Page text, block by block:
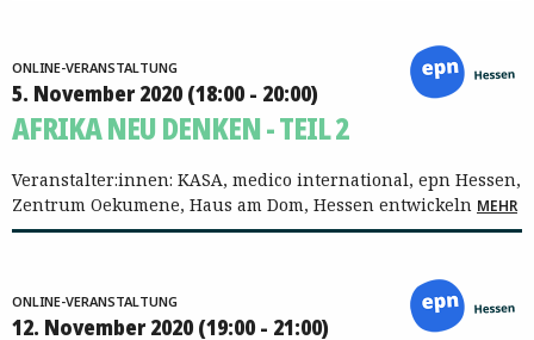
ONLINE-VERANSTALTUNG
5. November 2020 (18:00 - 20:00)
AFRIKA NEU DENKEN - TEIL 2
Veranstalter:innen: KASA, medico international, epn Hessen,
Zentrum Oekumene, Haus am Dom, Hessen entwickeln MEHR
ONLINE-VERANSTALTUNG
12. November 2020 (19:00 - 21:00)